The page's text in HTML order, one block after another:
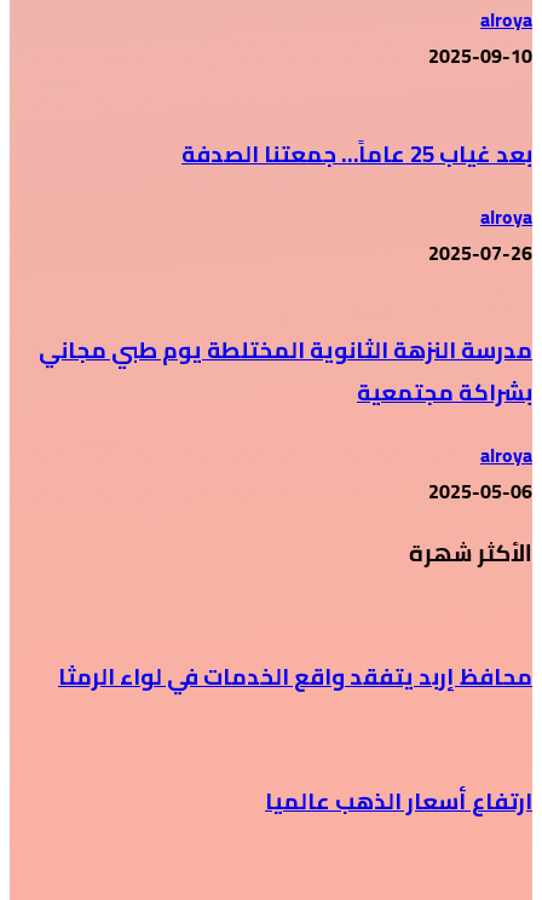
alroya
2025-09-10
بعد غياب 25 عاماً… جمعتنا الصدفة
alroya
2025-07-26
مدرسة النزهة الثانوية المختلطة يوم طبي مجاني
بشراكة مجتمعية
alroya
2025-05-06
الأكثر شهرة
محافظ إربد يتفقد واقع الخدمات في لواء الرمثا
ارتفاع أسعار الذهب عالميا